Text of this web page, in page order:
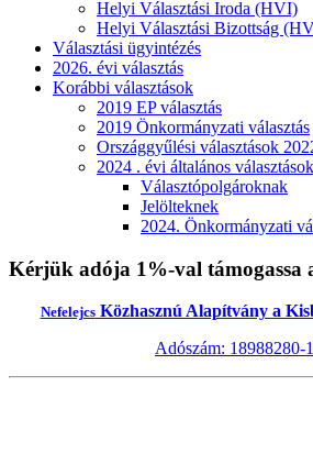
Helyi Választási Iroda (HVI)
Helyi Választási Bizottság
Választási ügyintézés
2026. évi választás
Korábbi választások
2019 EP választás
2019 Önkormányzati választás
Országgyűlési választások
2024 . évi általános választások
Választópolgároknak
Jelölteknek
2024. Önkormányzati
Kérjük adója 1%-val támogassa
NefelejcsKözhasznú Alapítvány a
Adószám: 18988280-